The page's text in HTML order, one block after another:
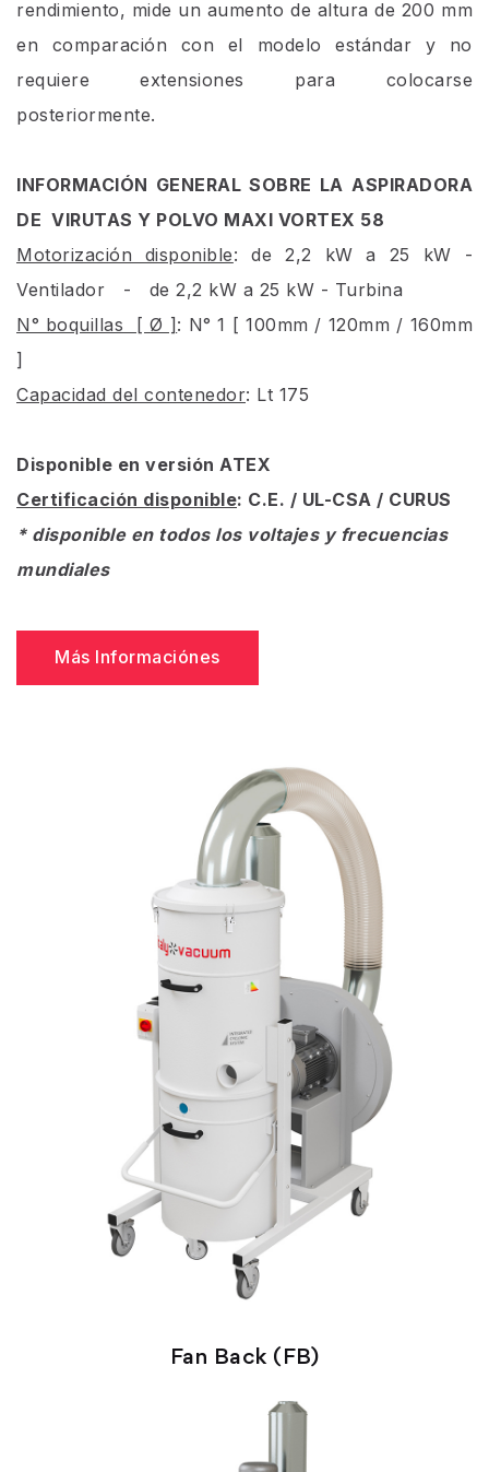
rendimiento, mide un aumento de altura de 200 mm
en comparación con el modelo estándar y no
requiere extensiones para colocarse
posteriormente.
INFORMACIÓN GENERAL SOBRE LA ASPIRADORA
DE VIRUTAS Y POLVO MAXI VORTEX 58
Motorización disponible: de 2,2 kW a 25 kW -
Ventilador - de 2,2 kW a 25 kW - Turbina
N° boquillas [ Ø ]: N° 1 [ 100mm / 120mm / 160mm
]
Capacidad del contenedor: Lt 175
Disponible en versión ATEX
Certificación disponible: C.E. / UL-CSA / CURUS
* disponible en todos los voltajes y frecuencias
mundiales
Más Informaciónes
Fan Back (FB)